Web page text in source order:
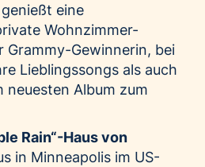
eine
Wohnzimmer-
Grammy-Gewinnerin, bei
Lieblingssongs als auch
neuesten Album zum
Rain“-Haus von
in Minneapolis im US-